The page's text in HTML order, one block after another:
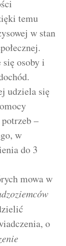
temu
w stan
osoby i
udziela się
–
w
do 3
mowa w
o